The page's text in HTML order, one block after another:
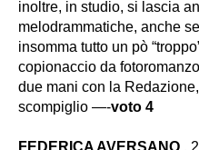
inoltre, in studio, si lascia
melodrammatiche, anche
insomma tutto un pò
copionaccio da
due mani con la
scompiglio —-voto 4
FEDERICA AVERSANO ,